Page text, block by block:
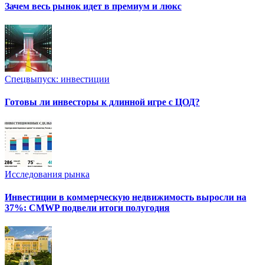
Зачем весь рынок идет в премиум и люкс
Спецвыпуск: инвестиции
Готовы ли инвесторы к длинной игре с ЦОД?
Исследования рынка
Инвестиции в коммерческую недвижимость выросли на
37%: CMWP подвели итоги полугодия